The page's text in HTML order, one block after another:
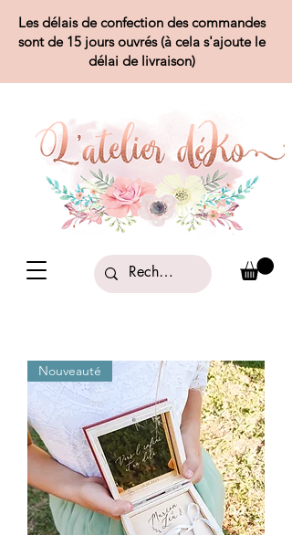
Les délais de confection des commandes
sont de 15 jours ouvrés (à cela s'ajoute le
délai de livraison)
Nouveauté